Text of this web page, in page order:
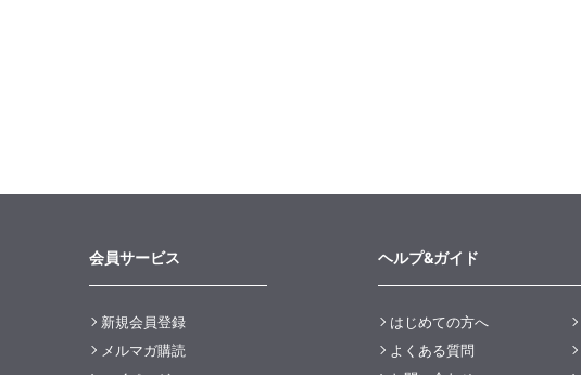
会員サービス
新規会員登録
メルマガ購読
ヘルプ&ガイド
はじめての方へ
よくある質問